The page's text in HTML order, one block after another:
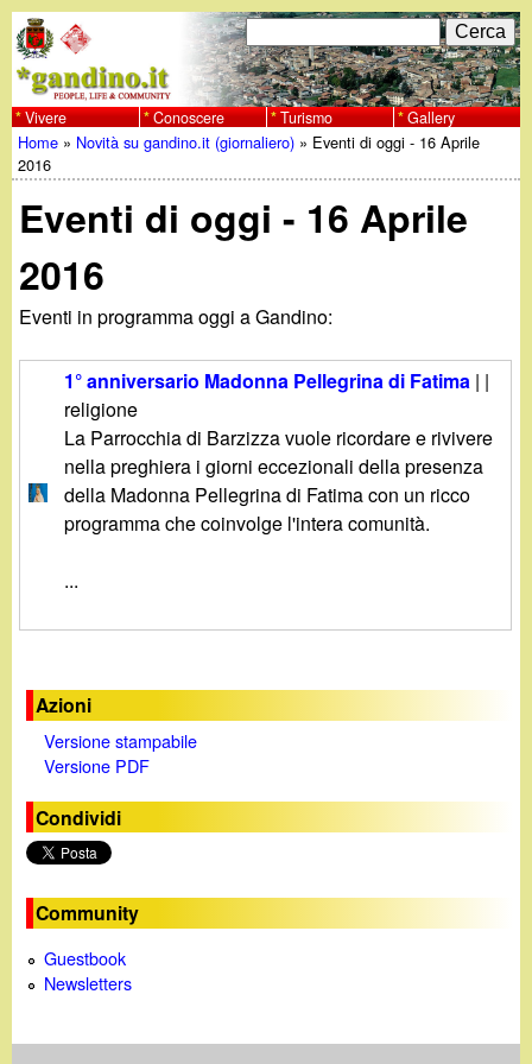
al
contenuto
principale
w
w
w
.
g
n
n
o
F
o
r
m
d
r
i
c
e
r
C
e
r
c
a
Vivere Conoscere Turismo Gallery
Tu
sei
qui
Home » Novità su gandino.it (giornaliero) » Eventi di oggi - 16 Aprile
2016
Eventi di oggi - 16 Aprile
2016
Eventi in programma oggi a Gandino:
1° anniversario Madonna Pellegrina di Fatima | |
religione
La Parrocchia di Barzizza vuole ricordare e rivivere
nella preghiera i giorni eccezionali della presenza
della Madonna Pellegrina di Fatima con un ricco
programma che coinvolge l'intera comunità.
...
Azioni
Versione stampabile
Versione PDF
Condividi
Community
Guestbook
Newsletters